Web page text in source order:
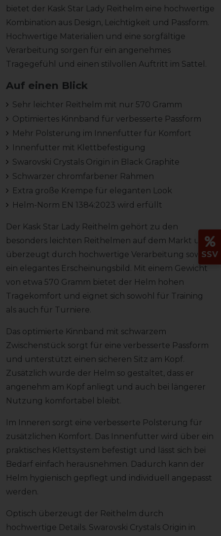
bietet der Kask Star Lady Reithelm eine hochwertige
Kombination aus Design, Leichtigkeit und Passform.
Hochwertige Materialien und eine sorgfältige
Verarbeitung sorgen für ein angenehmes
Tragegefühl und einen stilvollen Auftritt im Sattel.
Auf einen Blick
Sehr leichter Reithelm mit nur 570 Gramm
Optimiertes Kinnband für verbesserte Passform
Mehr Polsterung im Innenfutter für Komfort
Innenfutter mit Klettbefestigung
Swarovski Crystals Origin in Black Graphite
Schwarzer chromfarbener Rahmen
Extra große Krempe für eleganten Look
Helm-Norm EN 1384:2023 wird erfüllt
Der Kask Star Lady Reithelm gehört zu den
besonders leichten Reithelmen auf dem Markt und
überzeugt durch hochwertige Verarbeitung sowie
ein elegantes Erscheinungsbild. Mit einem Gewicht
von etwa 570 Gramm bietet der Helm hohen
Tragekomfort und eignet sich sowohl für Training
als auch für Turniere.
Das optimierte Kinnband mit schwarzem
Zwischenstück sorgt für eine verbesserte Passform
und unterstützt einen sicheren Sitz am Kopf.
Zusätzlich wurde der Helm so gestaltet, dass er
angenehm am Kopf anliegt und auch bei längerer
Nutzung komfortabel bleibt.
Im Inneren sorgt eine verbesserte Polsterung für
zusätzlichen Komfort. Das Innenfutter wird über ein
praktisches Klettsystem befestigt und lässt sich bei
Bedarf einfach herausnehmen. Dadurch kann der
Helm hygienisch gepflegt und individuell angepasst
werden.
Optisch überzeugt der Reithelm durch
hochwertige Details. Swarovski Crystals Origin in
SSV